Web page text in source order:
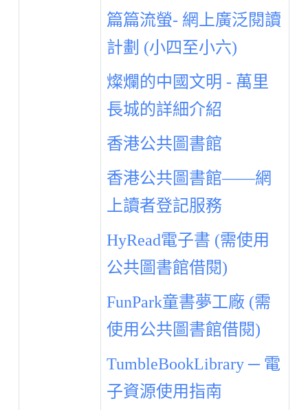
篇篇流螢- 網上廣泛閱讀
計劃 (小四至小六)
燦爛的中國文明 - 萬里
長城的詳細介紹
香港公共圖書館
香港公共圖書館——網
上讀者登記服務
HyRead電子書 (需使用
公共圖書館借閱)
FunPark童書夢工廠 (需
使用公共圖書館借閱)
TumbleBookLibrary ─ 電
子資源使用指南